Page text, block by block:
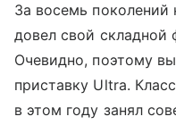
За восемь поколений
довел свой складной
Очевидно, поэтому
приставку Ultra.
в этом году занял